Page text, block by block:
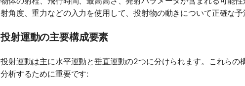
射角度、重力などの入力を使用して、投射物の動きについて正確な予
投射運動の主要構成要素
投射運動は主に水平運動と垂直運動の2つに分けられます。これらの
分析するために重要です: